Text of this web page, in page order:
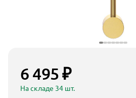
6 495 ₽
На складе 34 шт.